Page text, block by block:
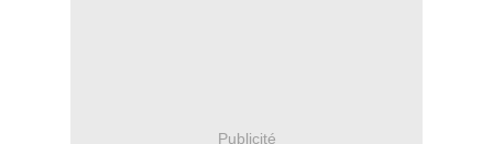
Publicité